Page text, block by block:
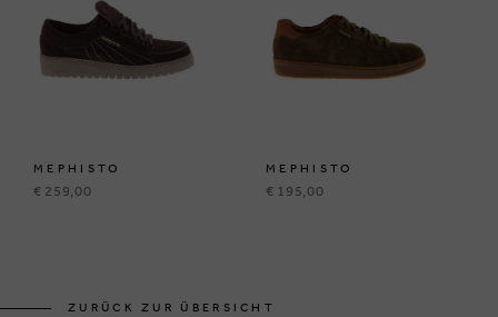
MEPHISTO
€ 259,00
MEPHISTO
€ 195,00
ZURÜCK ZUR ÜBERSICHT